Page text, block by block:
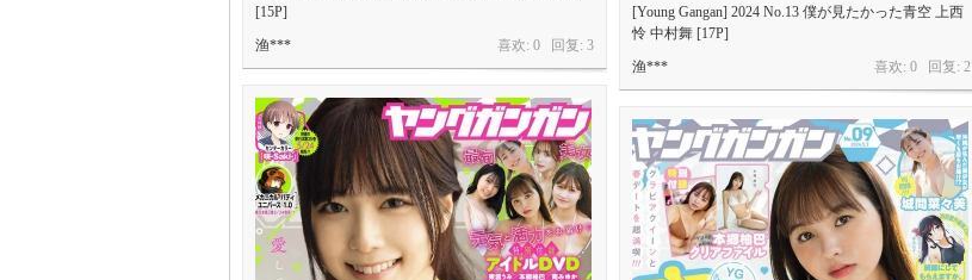
[15P]
喜欢: 0 回复: 3
渔***
[Young Gangan] 2024 No.13 僕が見たかった青空 上西
怜 中村舞 [17P]
喜欢: 0 回复: 2
渔***